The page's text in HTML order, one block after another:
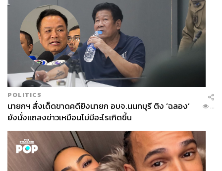
POLITICS
นายกฯ สั่งเด็ดขาดคดียิงนายก อบจ.นนทบุรี ติง ‘ฉลอง’
ยังนั่งแถลงข่าวเหมือนไม่มีอะไรเกิดขึ้น
...